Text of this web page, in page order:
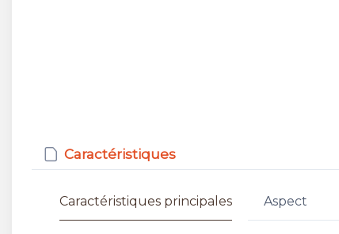
Caractéristiques
Caractéristiques principales Aspect